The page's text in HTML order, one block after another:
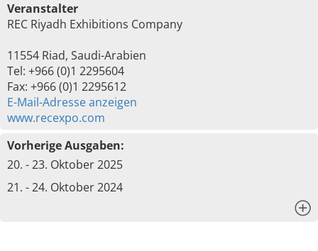
Veranstalter
REC Riyadh Exhibitions Company
11554 Riad, Saudi-Arabien
Tel: +966 (0)1 2295604
Fax: +966 (0)1 2295612
E-Mail-Adresse anzeigen
www.recexpo.com
Vorherige Ausgaben:
20. - 23. Oktober 2025
21. - 24. Oktober 2024